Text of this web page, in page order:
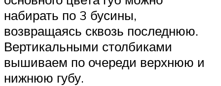
набирать по 3 бусины,
возвращаясь сквозь последнюю.
Вертикальными столбиками
вышиваем по очереди верхнюю и
нижнюю губу.